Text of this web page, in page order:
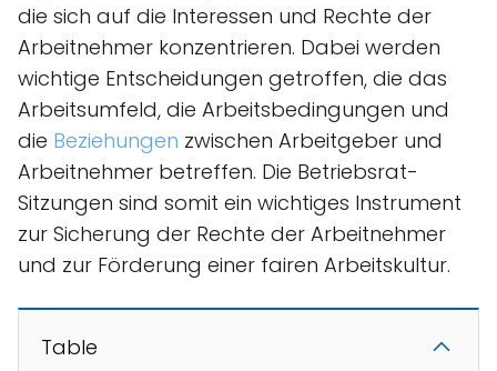
die sich auf die Interessen und Rechte der
Arbeitnehmer konzentrieren. Dabei werden
wichtige Entscheidungen getroffen, die das
Arbeitsumfeld, die Arbeitsbedingungen und
die Beziehungen zwischen Arbeitgeber und
Arbeitnehmer betreffen. Die Betriebsrat-
Sitzungen sind somit ein wichtiges Instrument
zur Sicherung der Rechte der Arbeitnehmer
und zur Förderung einer fairen Arbeitskultur.
Table